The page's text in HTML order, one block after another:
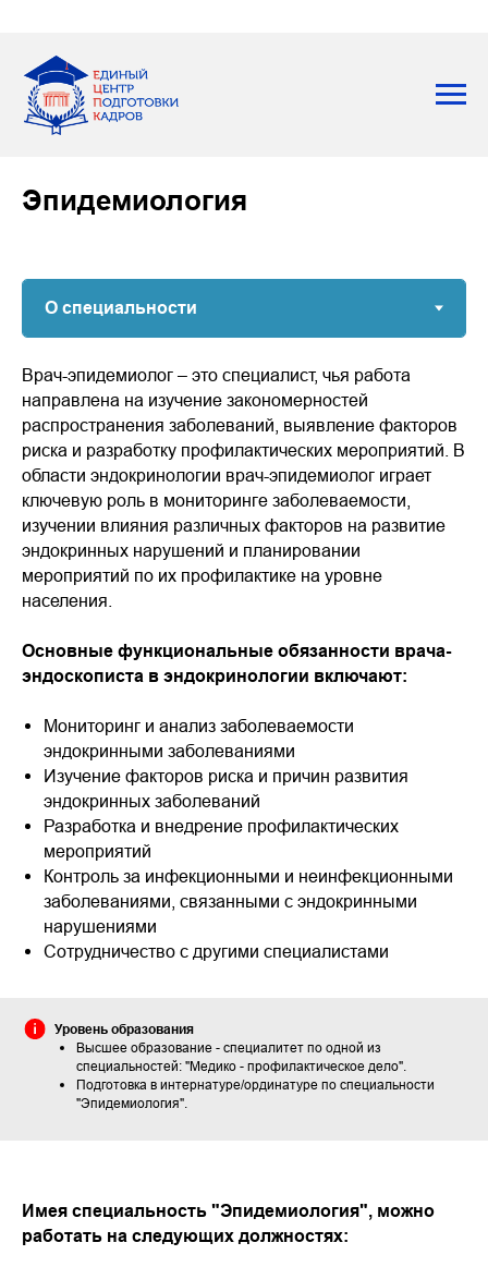
Эпидемиология
Врач-эпидемиолог – это специалист, чья работа
направлена на изучение закономерностей
распространения заболеваний, выявление факторов
риска и разработку профилактических мероприятий. В
области эндокринологии врач-эпидемиолог играет
ключевую роль в мониторинге заболеваемости,
изучении влияния различных факторов на развитие
эндокринных нарушений и планировании
мероприятий по их профилактике на уровне
населения.
Основные функциональные обязанности врача-
эндоскописта в эндокринологии включают:
Мониторинг и анализ заболеваемости
эндокринными заболеваниями
Изучение факторов риска и причин развития
эндокринных заболеваний
Разработка и внедрение профилактических
мероприятий
Контроль за инфекционными и неинфекционными
заболеваниями, связанными с эндокринными
нарушениями
Сотрудничество с другими специалистами
Уровень образования
Высшее образование - специалитет по одной из
специальностей: "Медико - профилактическое дело".
Подготовка в интернатуре/ординатуре по специальности
"Эпидемиология".
Имея специальность "Эпидемиология", можно
работать на следующих должностях: